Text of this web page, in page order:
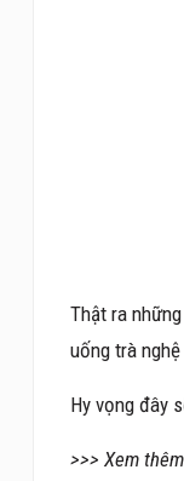
Thật ra
uống trà
Hy vọng đây
>>> Xem